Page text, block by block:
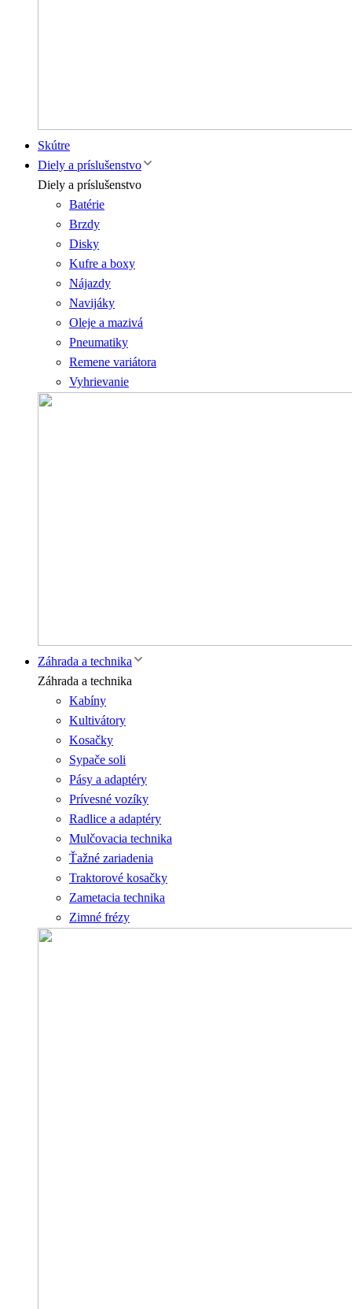
Skútre
Diely a príslušenstvo
Diely a príslušenstvo
Batérie
Brzdy
Disky
Kufre a boxy
Nájazdy
Navijáky
Oleje a mazivá
Pneumatiky
Remene variátora
Vyhrievanie
Záhrada a technika
Záhrada a technika
Kabíny
Kultivátory
Kosačky
Sypače soli
Pásy a adaptéry
Prívesné vozíky
Radlice a adaptéry
Mulčovacia technika
Ťažné zariadenia
Traktorové kosačky
Zametacia technika
Zimné frézy